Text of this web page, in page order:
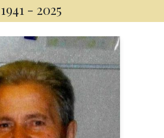
1941 - 2025